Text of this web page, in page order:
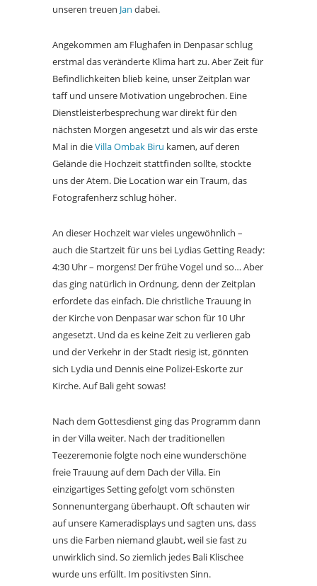
unseren treuen Jan dabei.
Angekommen am Flughafen in Denpasar schlug
erstmal das veränderte Klima hart zu. Aber Zeit für
Befindlichkeiten blieb keine, unser Zeitplan war
taff und unsere Motivation ungebrochen. Eine
Dienstleisterbesprechung war direkt für den
nächsten Morgen angesetzt und als wir das erste
Mal in dieVilla Ombak Biru kamen, auf deren
Gelände die Hochzeit stattfinden sollte, stockte
uns der Atem. Die Location war ein Traum, das
Fotografenherz schlug höher.
An dieser Hochzeit war vieles ungewöhnlich –
auch die Startzeit für uns bei Lydias Getting Ready:
4:30 Uhr – morgens! Der frühe Vogel und so… Aber
das ging natürlich in Ordnung, denn der Zeitplan
erfordete das einfach. Die christliche Trauung in
der Kirche von Denpasar war schon für 10 Uhr
angesetzt. Und da es keine Zeit zu verlieren gab
und der Verkehr in der Stadt riesig ist, gönnten
sich Lydia und Dennis eine Polizei-Eskorte zur
Kirche. Auf Bali geht sowas!
Nach dem Gottesdienst ging das Programm dann
in der Villa weiter. Nach der traditionellen
Teezeremonie folgte noch eine wunderschöne
freie Trauung auf dem Dach der Villa. Ein
einzigartiges Setting gefolgt vom schönsten
Sonnenuntergang überhaupt. Oft schauten wir
auf unsere Kameradisplays und sagten uns, dass
uns die Farben niemand glaubt, weil sie fast zu
unwirklich sind. So ziemlich jedes Bali Klischee
wurde uns erfüllt. Im positivsten Sinn.